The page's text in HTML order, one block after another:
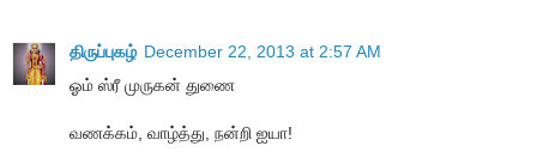
திருப்புகழ் December 22, 2013 at 2:57 AM
ஓம் ஸ்ரீ முருகன் துணை
வணக்கம், வாழ்த்து, நன்றி ஐயா!